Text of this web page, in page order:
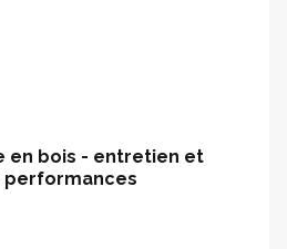
en bois - entretien et
performances